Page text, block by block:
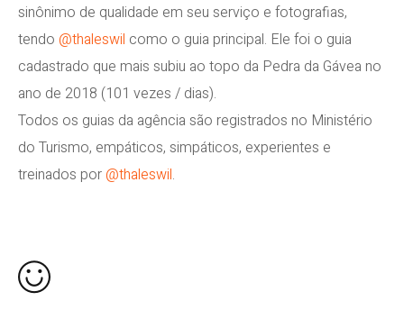
sinônimo de qualidade em seu serviço e fotografias,
tendo @thaleswil como o guia principal. Ele foi o guia
cadastrado que mais subiu ao topo da Pedra da Gávea no
ano de 2018 (101 vezes / dias).
Todos os guias da agência são registrados no Ministério
do Turismo, empáticos, simpáticos, experientes e
treinados por@thaleswil.